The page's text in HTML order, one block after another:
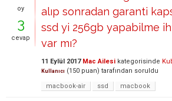
oy
3
cevap
alıp sonradan garanti
ssd yi 256gb yapabilme
var mı?
11 Eylül 2017 Mac Ailesi kategorisinde
Kullanıcı (150 puan) tarafından soruldu
macbook-air
ssd macbook